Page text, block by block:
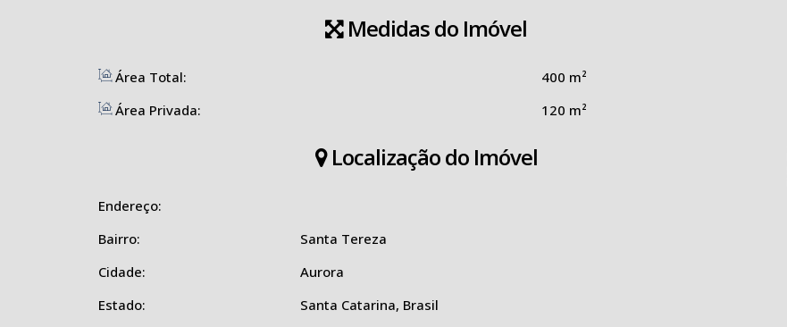
Medidas do Imóvel
Área Total:
400 m²
Área Privada:
120 m²
Localização do Imóvel
Endereço:
Bairro:
Santa Tereza
Cidade:
Aurora
Estado:
Santa Catarina, Brasil